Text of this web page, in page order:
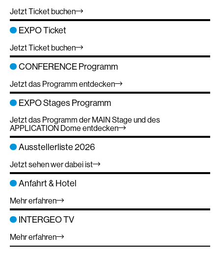
Jetzt Ticket buchen
EXPO Ticket
Jetzt Ticket buchen
CONFERENCE Programm
Jetzt das Programm entdecken
EXPO Stages Programm
Jetzt das Programm der MAIN Stage und des
APPLICATION Dome entdecken
Ausstellerliste 2026
Jetzt sehen wer dabei ist
Anfahrt & Hotel
Mehr erfahren
INTERGEO TV
Mehr erfahren